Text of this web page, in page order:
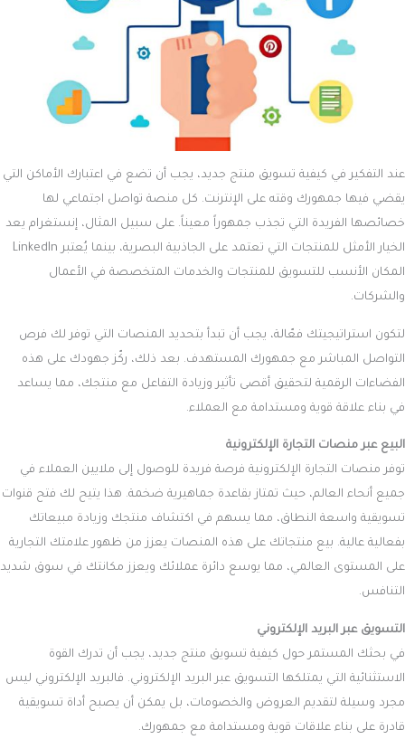
عند التفكير في كيفية تسويق منتج جديد، يجب أن تضع في اعتبارك الأماكن التي
يقضي فيها جمهورك وقته على الإنترنت. كل منصة تواصل اجتماعي لها
خصائصها الفريدة التي تجذب جمهوراً معيناً. على سبيل المثال، إنستغرام يعد
الخيار الأمثل للمنتجات التي تعتمد على الجاذبية البصرية، بينما يُعتبر LinkedIn
المكان الأنسب للتسويق للمنتجات والخدمات المتخصصة في الأعمال
والشركات.
لتكون استراتيجيتك فعّالة، يجب أن تبدأ بتحديد المنصات التي توفر لك فرص
التواصل المباشر مع جمهورك المستهدف. بعد ذلك، ركّز جهودك على هذه
الفضاءات الرقمية لتحقيق أقصى تأثير وزيادة التفاعل مع منتجك، مما يساعد
في بناء علاقة قوية ومستدامة مع العملاء.
البيع عبر منصات التجارة الإلكترونية
توفر منصات التجارة الإلكترونية فرصة فريدة للوصول إلى ملايين العملاء في
جميع أنحاء العالم، حيث تمتاز بقاعدة جماهيرية ضخمة. هذا يتيح لك فتح قنوات
تسويقية واسعة النطاق، مما يسهم في اكتشاف منتجك وزيادة مبيعاتك
بفعالية عالية. بيع منتجاتك على هذه المنصات يعزز من ظهور علامتك التجارية
على المستوى العالمي، مما يوسع دائرة عملائك ويعزز مكانتك في سوق شديد
التنافس.
التسويق عبر البريد الإلكتروني
في بحثك المستمر حول كيفية تسويق منتج جديد، يجب أن تدرك القوة
الاستثنائية التي يمتلكها التسويق عبر البريد الإلكتروني. فالبريد الإلكتروني ليس
مجرد وسيلة لتقديم العروض والخصومات، بل يمكن أن يصبح أداة تسويقية
قادرة على بناء علاقات قوية ومستدامة مع جمهورك.